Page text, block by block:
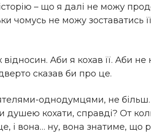
– що я далі не можу
чомусь не можу зоставатись
Аби я кохав її. Аби не
сказав би про це.
однодумцями, не
душею кохати, справді? От
і вона… ну, вона знатиме, що